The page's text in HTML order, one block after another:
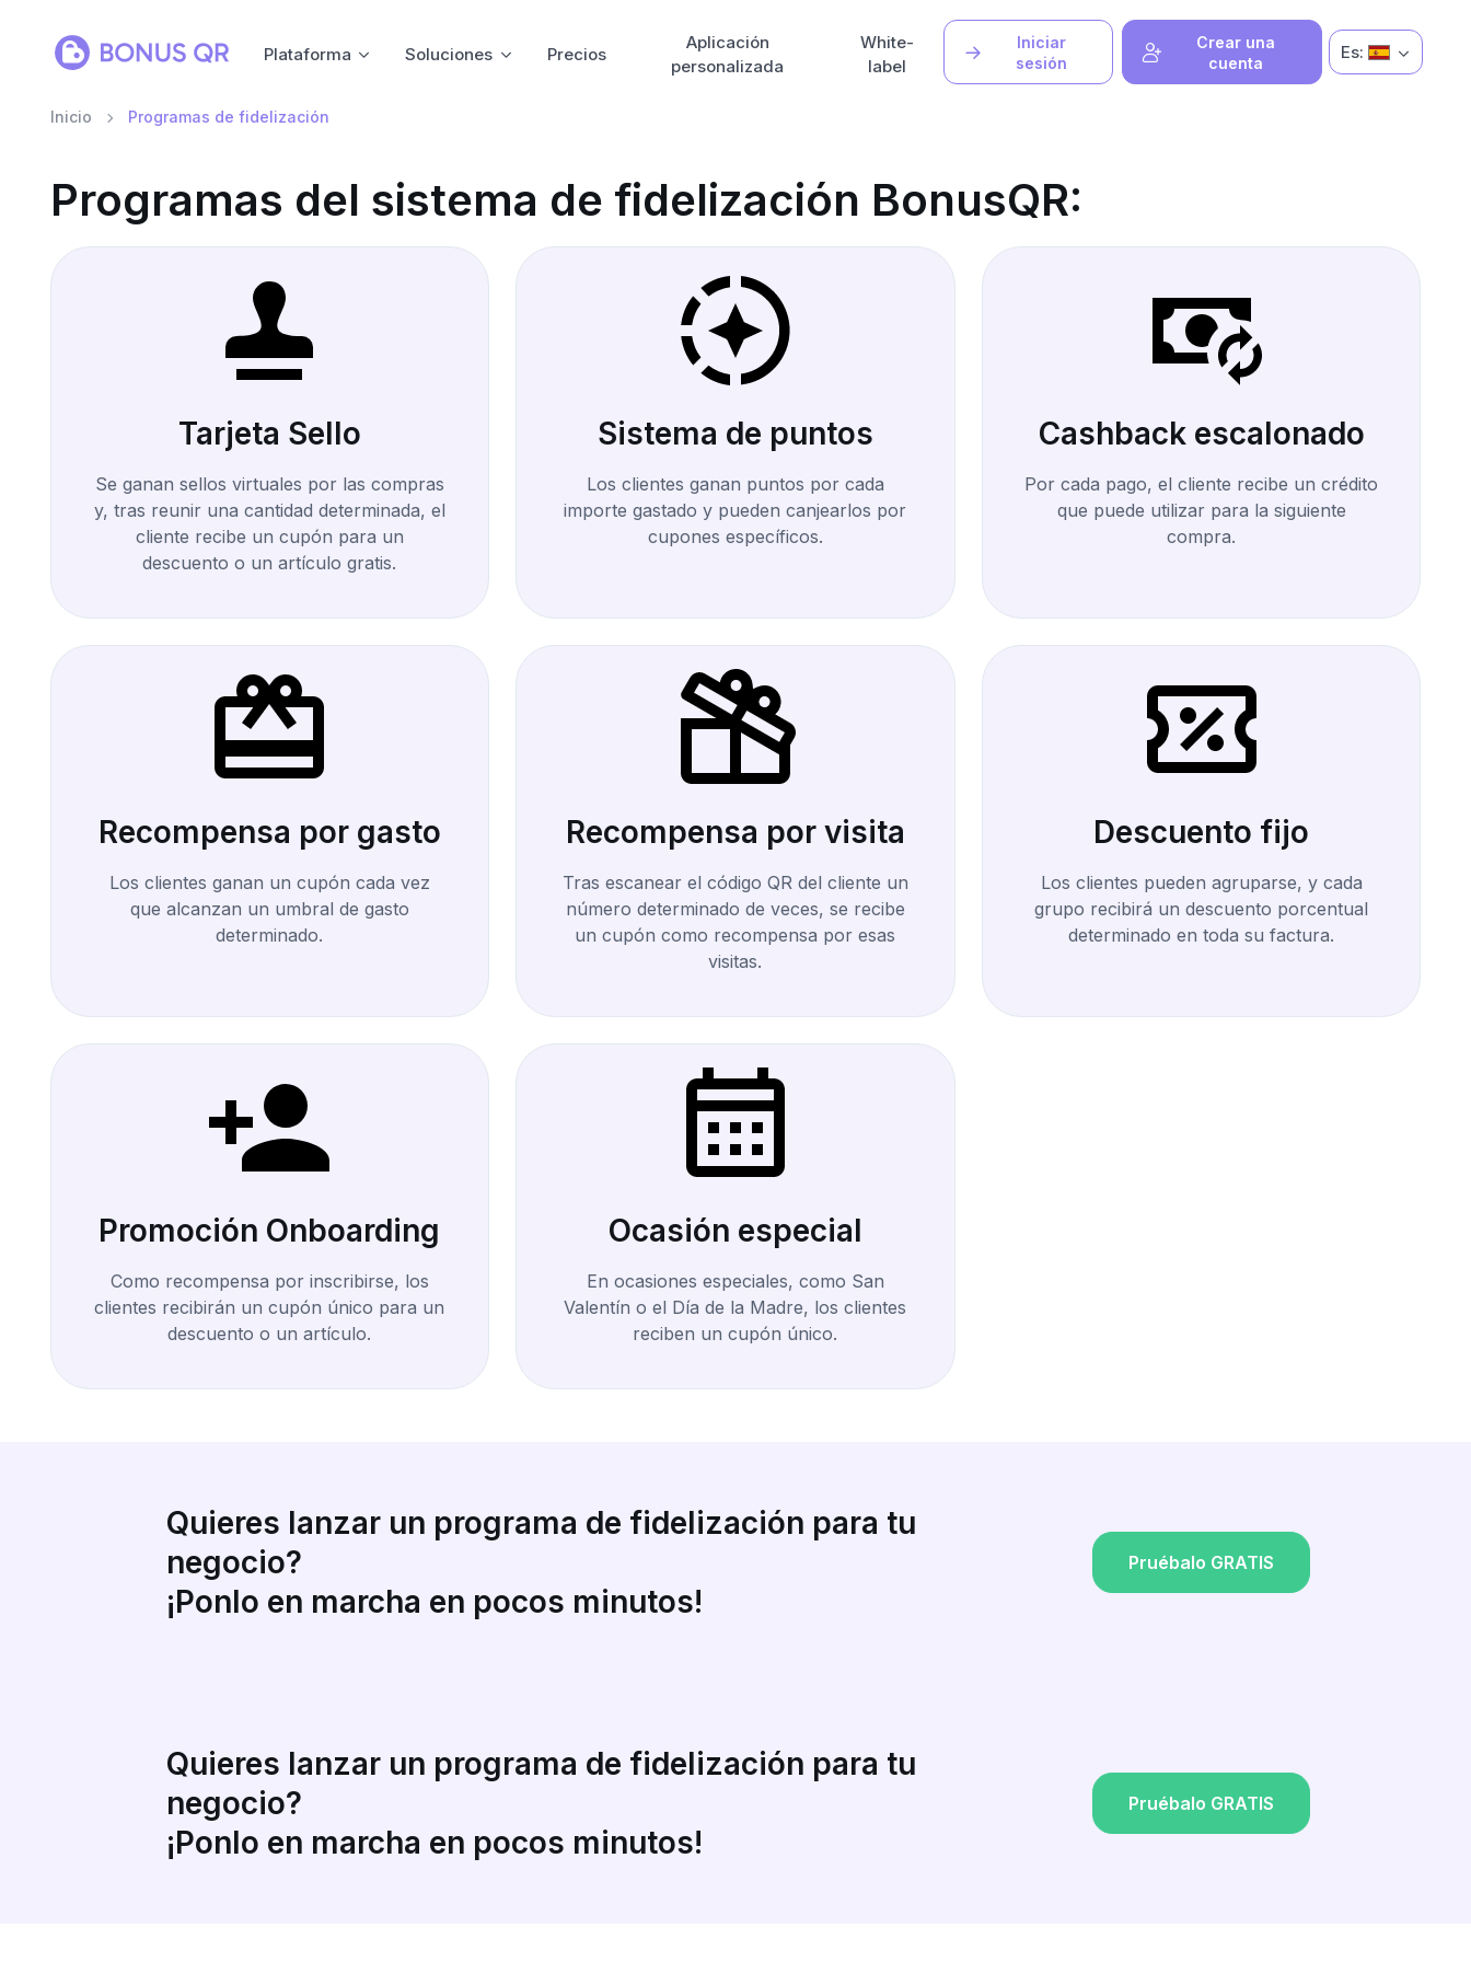
Iniciar
sesión
Crear una
cuenta
Plataforma Soluciones Precios
Aplicación
personalizada
White-
label
Es:
Inicio Programas de fidelización
Programas del sistema de fidelización BonusQR:
Tarjeta Sello
Se ganan sellos virtuales por las compras
y, tras reunir una cantidad determinada, el
cliente recibe un cupón para un
descuento o un artículo gratis.
Sistema de puntos
Los clientes ganan puntos por cada
importe gastado y pueden canjearlos por
cupones específicos.
Cashback escalonado
Por cada pago, el cliente recibe un crédito
que puede utilizar para la siguiente
compra.
Recompensa por gasto
Los clientes ganan un cupón cada vez
que alcanzan un umbral de gasto
determinado.
Recompensa por visita
Tras escanear el código QR del cliente un
número determinado de veces, se recibe
un cupón como recompensa por esas
visitas.
Descuento fijo
Los clientes pueden agruparse, y cada
grupo recibirá un descuento porcentual
determinado en toda su factura.
Promoción Onboarding
Como recompensa por inscribirse, los
clientes recibirán un cupón único para un
descuento o un artículo.
Ocasión especial
En ocasiones especiales, como San
Valentín o el Día de la Madre, los clientes
reciben un cupón único.
Quieres lanzar un programa de fidelización para tu
negocio?
¡Ponlo en marcha en pocos minutos!
Pruébalo GRATIS
Quieres lanzar un programa de fidelización para tu
negocio?
¡Ponlo en marcha en pocos minutos!
Pruébalo GRATIS